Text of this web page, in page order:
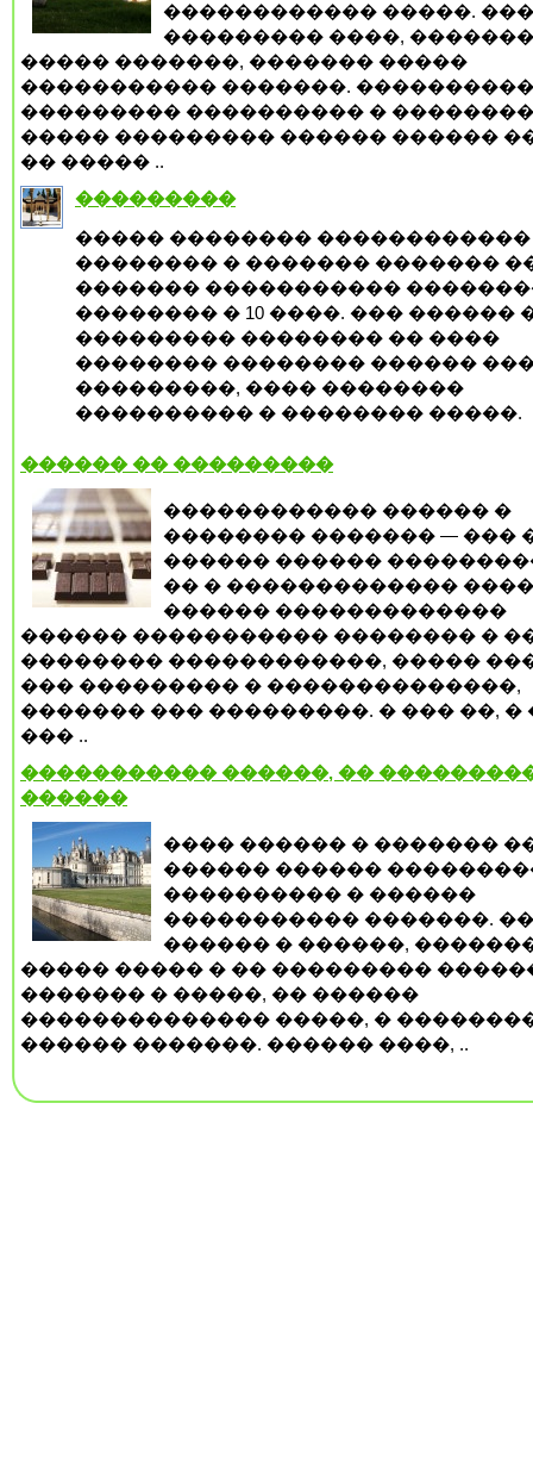
������������ �����.
��������� ����,
����� �������, ������� �����
����������� �������. ����������
��������� ���������� � ��������
����� ��������� ������ ������
�� ����� ..
���������
����� �������� ������������
�������� � ������� �������
������� �����������
�������� � 10 ����. ��� ������
��������� �������� �� ����
�������� �������� ������
���������, ���� ��������
���������� � �������� �����.
������ �� ���������
������������ ������ �
�������� ������� — ���
������ ������
�� � �������������
������ �������������
������ ����������� �������� �
�������� ������������, �����
��� ��������� � ��������������,
������� ��� ���������. � ��� ��, �
��� ..
����������� ������, ��
������
���� ������ � �������
������ ������
���������� � ������
����������� �������.
������ � ������,
����� ����� � �� ���������
������� � �����, �� ������
�������������� �����, �
������ �������. ������ ����, ..